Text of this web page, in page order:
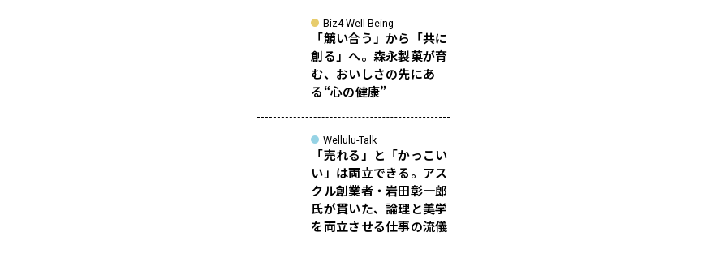
Biz4-Well-Being
「競い合う」から「共に
創る」へ。森永製菓が育
む、おいしさの先にあ
る“心の健康”
Wellulu-Talk
「売れる」と「かっこい
い」は両立できる。アス
クル創業者・岩田彰一郎
氏が貫いた、論理と美学
を両立させる仕事の流儀